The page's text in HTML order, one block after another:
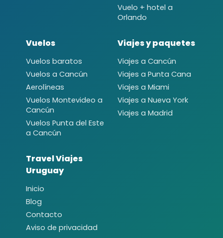
Vuelo + hotel a
Orlando
Vuelos
Vuelos baratos
Vuelos a Cancún
Aerolíneas
Vuelos Montevideo a
Cancún
Vuelos Punta del Este
a Cancún
Viajes y paquetes
Viajes a Cancún
Viajes a Punta Cana
Viajes a Miami
Viajes a Nueva York
Viajes a Madrid
Travel Viajes
Uruguay
Inicio
Blog
Contacto
Aviso de privacidad